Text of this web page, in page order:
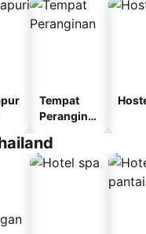
Tempat
Perangina